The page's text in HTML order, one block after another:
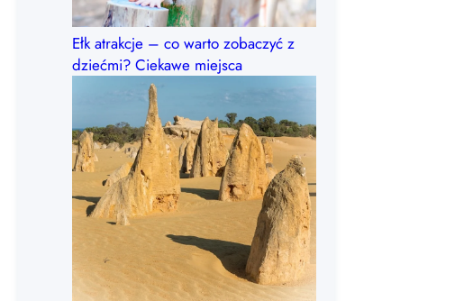
Ełk atrakcje – co warto zobaczyć z
dziećmi? Ciekawe miejsca